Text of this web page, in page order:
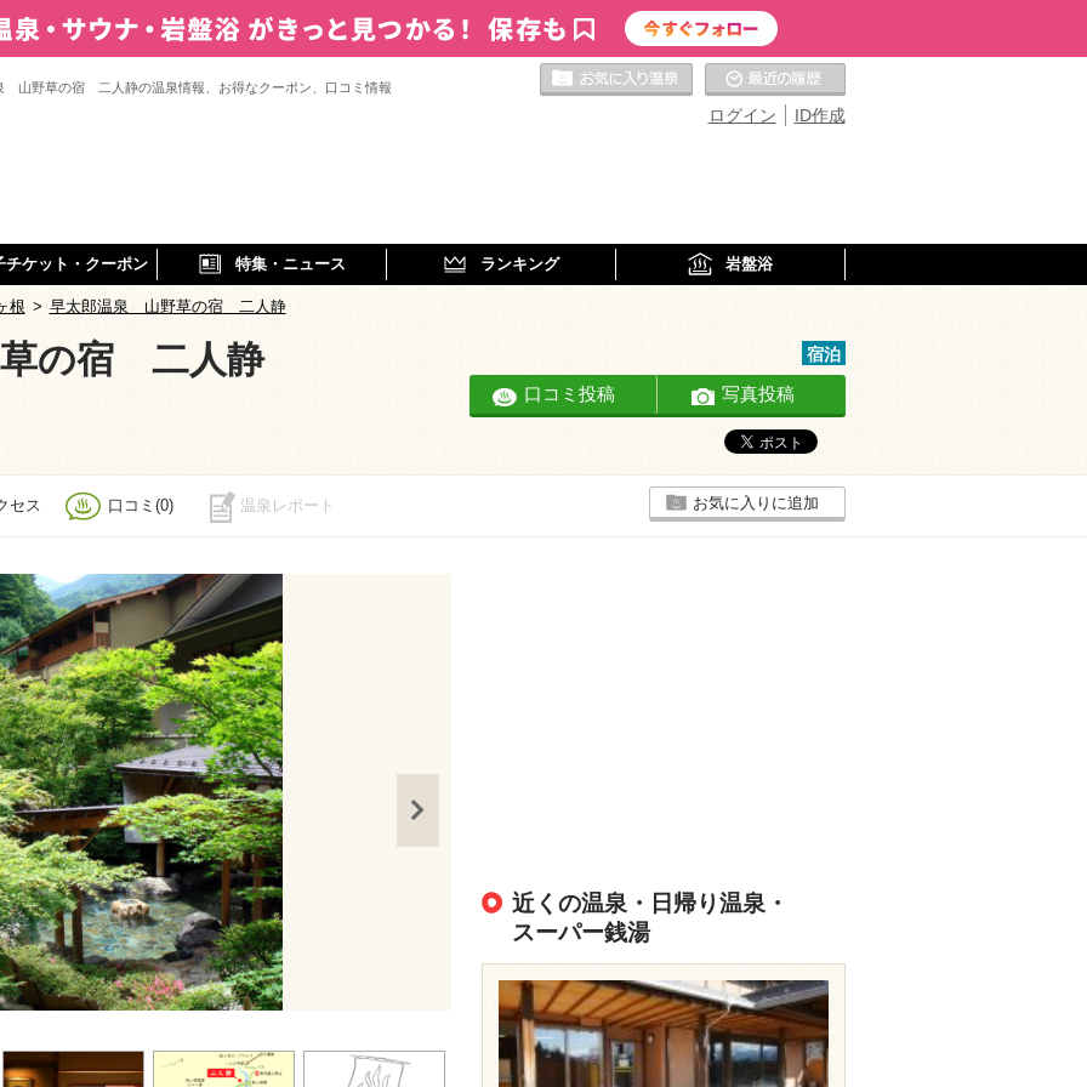
山野草の宿 二人静の温泉情報、お得なクーポン、口コミ情報
ID作成
ログイン
お気に入りの温泉
チケット・クーポン 特集・ニュース ランキング 岩盤浴
根 > 早太郎温泉 山野草の宿 二人静
の宿 二人静 宿泊
口コミ投稿 写真投稿
セス 口コミ(0) 温泉レポート お気に入りに追加
https://travel.rakuten.co.jp/HOTEL/13447/
近くの温泉・日帰り温泉・
スーパー銭湯